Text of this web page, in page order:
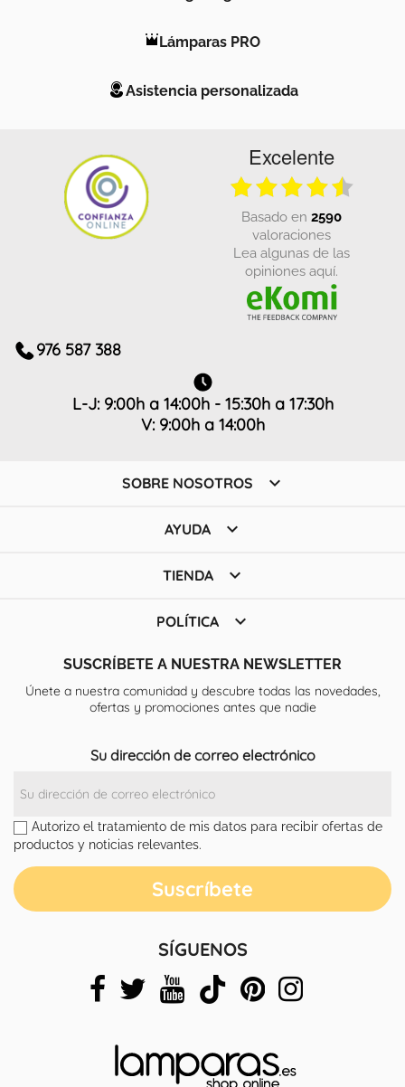
Lámparas PRO
Asistencia personalizada
Excelente
basado en 2590
valoraciones
Lea algunas de las
opiniones aquí.
976 587 388
L-J: 9:00h a 14:00h - 15:30h a 17:30h
V: 9:00h a 14:00h
SOBRE NOSOTROS 
AYUDA 
TIENDA 
POLÍTICA 
SUSCRÍBETE A NUESTRA NEWSLETTER
Únete a nuestra comunidad y descubre todas las novedades,
ofertas y promociones antes que nadie
Su dirección de correo electrónico
Autorizo el tratamiento de mis datos para recibir ofertas de
productos y noticias relevantes.
SÍGUENOS